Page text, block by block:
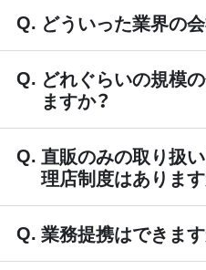
どういった業界の
どれぐらいの規模
ますか？
直販のみの取り扱
理店制度はあります
業務提携はできます